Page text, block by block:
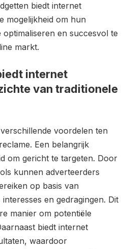
biedt internet
mogelijkheid om hun
en succesvol te
markt.
internet
van traditionele
voordelen ten
Een belangrijk
om gericht te targeten. Door
kunnen adverteerders
op basis van
en gedragingen. Dit
manier om potentiële
biedt internet
waardoor